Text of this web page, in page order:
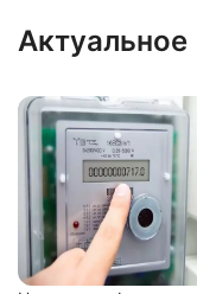
Актуальное